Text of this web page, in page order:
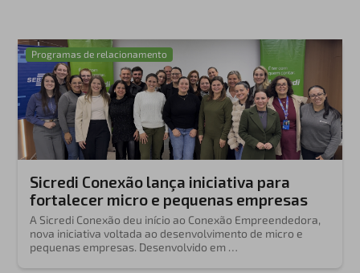
Programas de relacionamento
Sicredi Conexão lança iniciativa para
fortalecer micro e pequenas empresas
A Sicredi Conexão deu início ao Conexão Empreendedora,
nova iniciativa voltada ao desenvolvimento de micro e
pequenas empresas. Desenvolvido em …